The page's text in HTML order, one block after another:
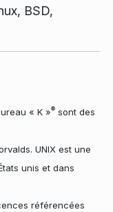
BSD,
« K »® sont des
UNIX est une
unis et dans
référencées